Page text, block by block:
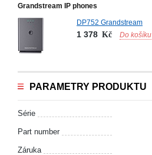
Grandstream IP phones
DP752 Grandstream
1 378 Kč Do košíku
PARAMETRY PRODUKTU
Série
Part number
Záruka